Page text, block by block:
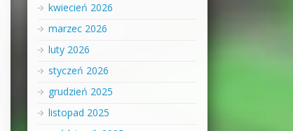
kwiecień 2026
marzec 2026
luty 2026
styczeń 2026
grudzień 2025
listopad 2025